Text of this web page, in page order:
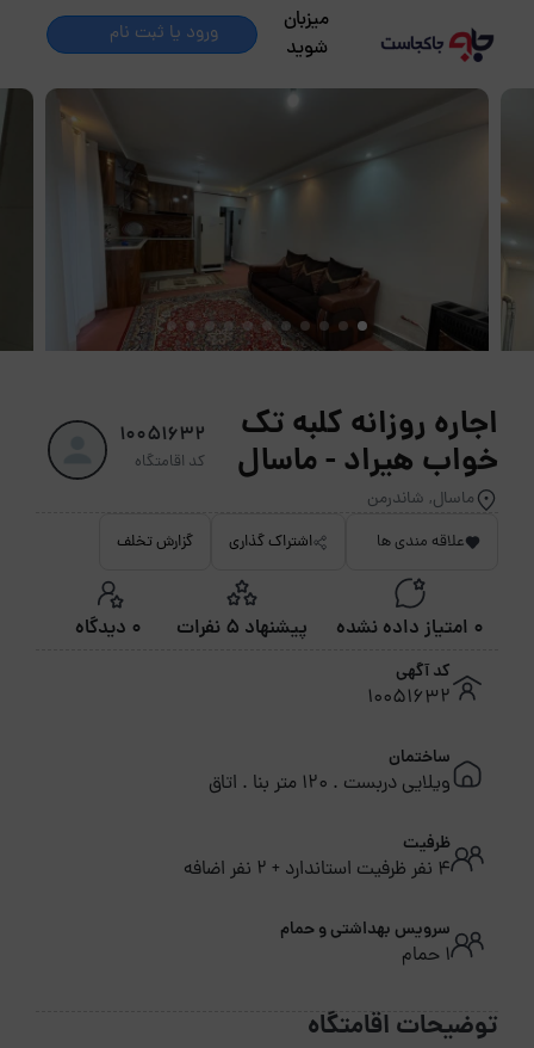
میزبان
شوید
ورود یا ثبت نام
اجاره روزانه کلبه تک
خواب هیراد - ماسال
ماسال, شاندرمن
10051632
کد اقامتگاه
علاقه مندی ها اشتراک گذاری گزارش تخلف
0 امتیاز داده نشده پیشنهاد 5 نفرات 0 دیدگاه
کد آگهی
10051632
ساختمان
ویلایی دربست . 120 متر بنا . اتاق
ظرفیت
4 نفر ظرفیت استاندارد + 2 نفر اضافه
سرویس بهداشتی و حمام
1 حمام
توضیحات اقامتگاه